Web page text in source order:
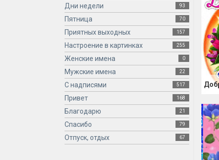
Дни недели 93
Пятница 70
Приятных выходных 157
Настроение в картинках 255
Женские имена 0
Мужские имена 22
С надписями 517
Привет 168
Благодарю 21
Спасибо 79
Отпуск, отдых 67